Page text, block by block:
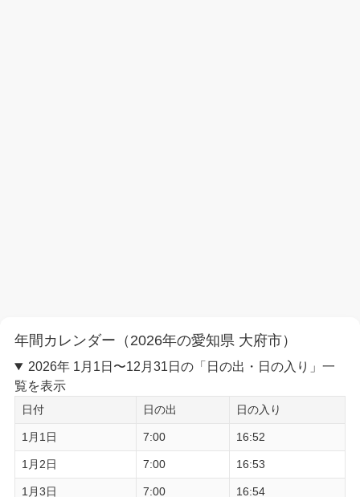
年間カレンダー（2026年の愛知県 大府市）
2026年 1月1日〜12月31日の「日の出・日の入り」一
覧を表示
日付 日の出 日の入り
1月1日 7:00 16:52
1月2日 7:00 16:53
1月3日 7:00 16:54